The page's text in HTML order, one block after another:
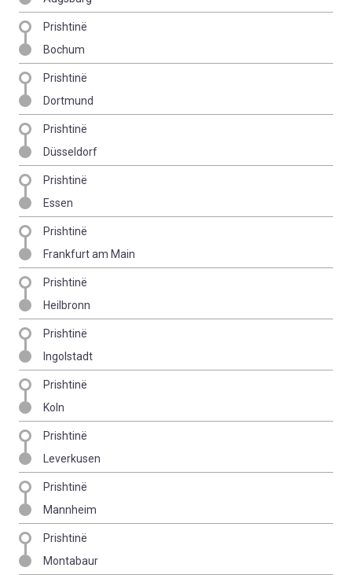
Prishtinë
Bochum
Prishtinë
Dortmund
Prishtinë
Düsseldorf
Prishtinë
Essen
Prishtinë
Frankfurt am Main
Prishtinë
Heilbronn
Prishtinë
Ingolstadt
Prishtinë
Koln
Prishtinë
Leverkusen
Prishtinë
Mannheim
Prishtinë
Montabaur